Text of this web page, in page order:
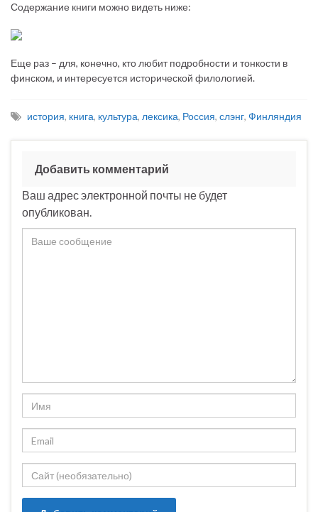
Содержание книги можно видеть ниже:
Еще раз – для, конечно, кто любит подробности и тонкости в
финском, и интересуется исторической филологией.
история, книга, культура, лексика, Россия, слэнг, Финляндия
Добавить комментарий
Ваш адрес электронной почты не будет
опубликован.